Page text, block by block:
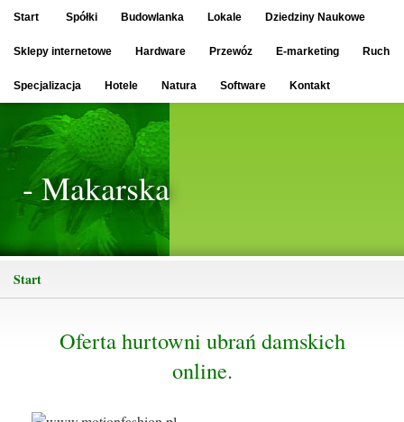
Start Spółki Budowlanka Lokale Dziedziny Naukowe
Sklepy internetowe Hardware Przewóz E-marketing Ruch
Specjalizacja Hotele Natura Software Kontakt
- Makarska
Start
Oferta hurtowni ubrań damskich
online.